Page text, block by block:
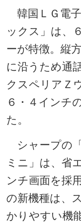
韓国ＬＧ電
ックス」は、
ーが特徴。縦
に沿うため通
クスペリアＺ
６・４インチ
た。
シャープの
ミニ」は、省
ンチ画面を採
の新機種は、
かりやすい機